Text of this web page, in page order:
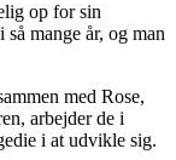
op for sin
mange år, og man
med Rose,
arbejder de i
i at udvikle sig.